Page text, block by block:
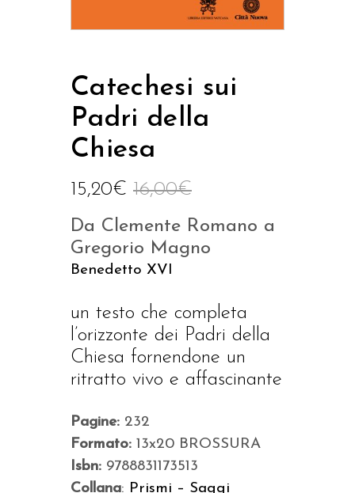
Catechesi sui
Padri della
Chiesa
16,00€
15,20€
Da Clemente Romano a
Gregorio Magno
Benedetto XVI
un testo che completa
l’orizzonte dei Padri della
Chiesa fornendone un
ritratto vivo e affascinante
Pagine: 232
Formato: 13x20 BROSSURA
Isbn: 9788831173513
Collana: Prismi – Saggi